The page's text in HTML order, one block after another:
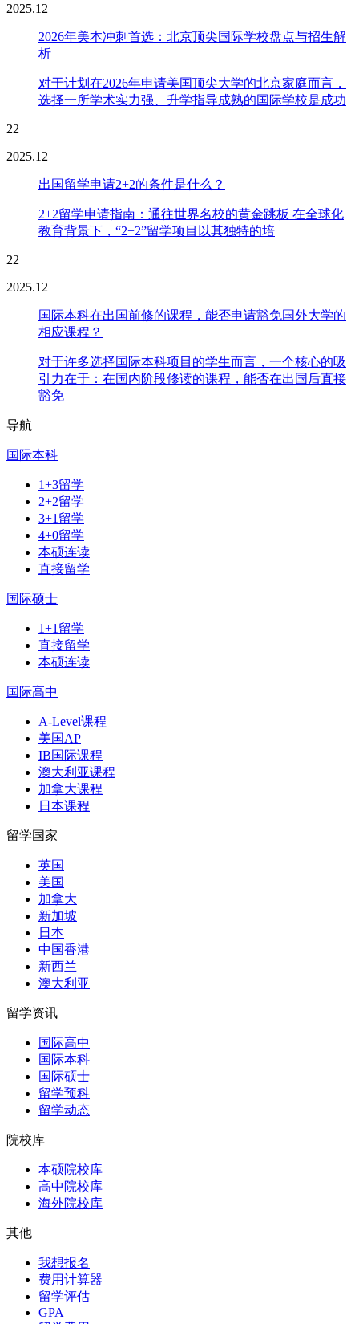
2025.12
2026年美本冲刺首选：北京顶尖国际学校盘点与招生解
析
对于计划在2026年申请美国顶尖大学的北京家庭而言，
选择一所学术实力强、升学指导成熟的国际学校是成功
22
2025.12
出国留学申请2+2的条件是什么？
2+2留学申请指南：通往世界名校的黄金跳板 在全球化
教育背景下，“2+2”留学项目以其独特的培
22
2025.12
国际本科在出国前修的课程，能否申请豁免国外大学的
相应课程？
对于许多选择国际本科项目的学生而言，一个核心的吸
引力在于：在国内阶段修读的课程，能否在出国后直接
豁免
导航
国际本科
1+3留学
2+2留学
3+1留学
4+0留学
本硕连读
直接留学
国际硕士
1+1留学
直接留学
本硕连读
国际高中
A-Level课程
美国AP
IB国际课程
澳大利亚课程
加拿大课程
日本课程
留学国家
英国
美国
加拿大
新加坡
日本
中国香港
新西兰
澳大利亚
留学资讯
国际高中
国际本科
国际硕士
留学预科
留学动态
院校库
本硕院校库
高中院校库
海外院校库
其他
我想报名
费用计算器
留学评估
GPA